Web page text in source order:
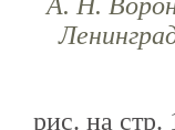
рис. на стр.